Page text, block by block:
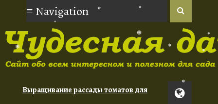
❅
❅
Выращивание рассады томатов для